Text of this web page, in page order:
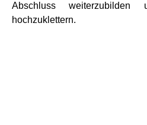
Abschluss weiterzubilden
hochzuklettern.